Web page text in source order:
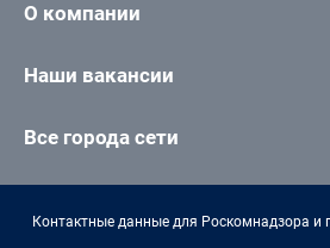
О компании
Наши вакансии
Все города сети
Контактные данные для Роскомнадзора и